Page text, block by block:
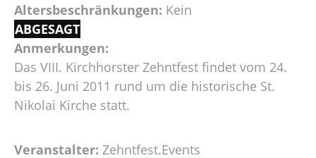
Altersbeschränkungen: Kein
ABGESAGT
Anmerkungen:
Das VIII. Kirchhorster Zehntfest findet vom 24.
bis 26. Juni 2011 rund um die historische St.
Nikolai Kirche statt.
Veranstalter: Zehntfest.Events